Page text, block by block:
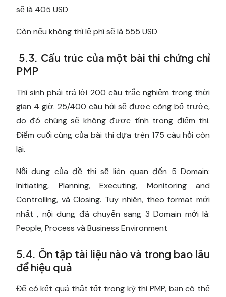
sẽ là 405 USD
Còn nếu không thì lệ phí sẽ là 555 USD
5.3. Cấu trúc của một bài thi chứng chỉ
PMP
Thí sinh phải trả lời 200 câu trắc nghiệm trong thời
gian 4 giờ. 25/400 câu hỏi sẽ được công bố trước,
do đó chúng sẽ không được tính trong điểm thi.
Điểm cuối cùng của bài thi dựa trên 175 câu hỏi còn
lại.
Nội dung của đề thi sẽ liên quan đến 5 Domain:
Initiating, Planning, Executing, Monitoring and
Controlling, và Closing. Tuy nhiên, theo format mới
nhất , nội dung đã chuyển sang 3 Domain mới là:
People, Process và Business Environment
5.4. Ôn tập tài liệu nào và trong bao lâu
để hiệu quả
Để có kết quả thật tốt trong kỳ thi PMP, bạn có thể